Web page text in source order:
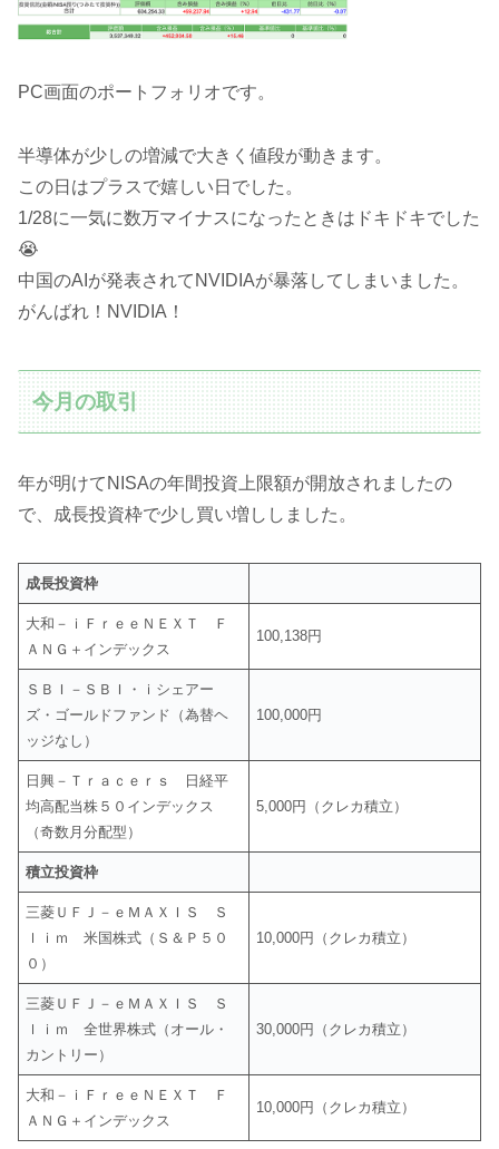
PC画面のポートフォリオです。
半導体が少しの増減で大きく値段が動きます。
この日はプラスで嬉しい日でした。
1/28に一気に数万マイナスになったときはドキドキでした
😭
中国のAIが発表されてNVIDIAが暴落してしまいました。
がんばれ！NVIDIA！
今月の取引
年が明けてNISAの年間投資上限額が開放されましたの
で、成長投資枠で少し買い増ししました。
成長投資枠
大和－ｉＦｒｅｅＮＥＸＴ Ｆ
ＡＮＧ＋インデックス
100,138円
ＳＢＩ－ＳＢＩ・ｉシェアー
ズ・ゴールドファンド（為替ヘ
ッジなし）
100,000円
日興－Ｔｒａｃｅｒｓ 日経平
均高配当株５０インデックス
（奇数月分配型）
5,000円（クレカ積立）
積立投資枠
三菱ＵＦＪ－ｅＭＡＸＩＳ Ｓ
ｌｉｍ 米国株式（Ｓ＆Ｐ５０
０）
10,000円（クレカ積立）
三菱ＵＦＪ－ｅＭＡＸＩＳ Ｓ
ｌｉｍ 全世界株式（オール・
カントリー）
30,000円（クレカ積立）
大和－ｉＦｒｅｅＮＥＸＴ Ｆ
ＡＮＧ＋インデックス
10,000円（クレカ積立）